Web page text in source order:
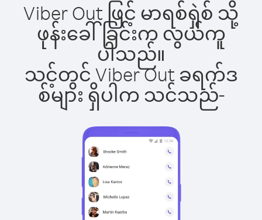
Viber Out ဖြင့် မာရစ်ရှဲစ် သို့
ဖုန်းခေါ်ခြင်းက လွယ်ကူ
ပါသည်။
သင့်တွင် Viber Out ခရက်ဒ
စ်များ ရှိပါက သင်သည်-